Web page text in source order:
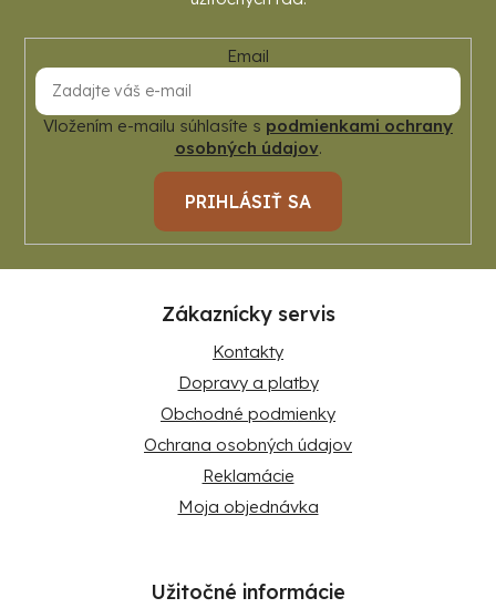
Email
Vložením e-mailu súhlasíte s podmienkami ochrany
osobných údajov.
PRIHLÁSIŤ SA
Zákaznícky servis
Kontakty
Dopravy a platby
Obchodné podmienky
Ochrana osobných údajov
Reklamácie
Moja objednávka
Užitočné informácie